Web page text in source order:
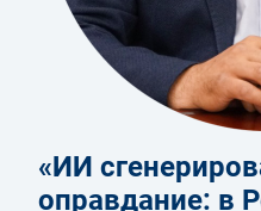
«ИИ
оправдание: в